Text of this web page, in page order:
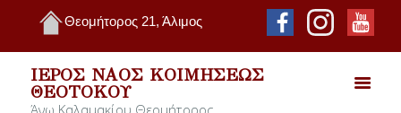
Θεομήτορος 21, Άλιμος
ΙΕΡΌΣ ΝΑΌΣ ΚΟΙΜΉΣΕΩΣ
ΘΕΟΤΌΚΟΥ
Άνω Καλαμακίου Θεομήτορος